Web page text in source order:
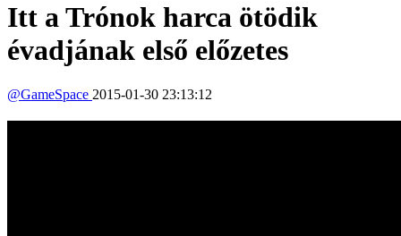
Itt a Trónok harca ötödik
évadjának első előzetes
@GameSpace 2015-01-30 23:13:12